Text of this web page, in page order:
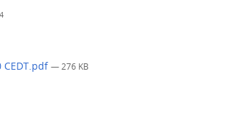
CEDT.pdf— 276 KB